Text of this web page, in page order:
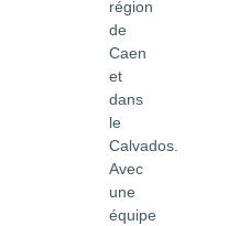
région
de
Caen
et
dans
le
Calvados.
Avec
une
équipe